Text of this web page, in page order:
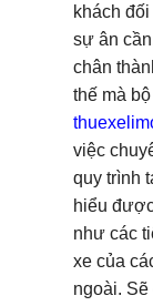
khách
sự ân
chân
thế mà
việc
quy trình
hiểu
như các
xe của
ngoài. Sẽ